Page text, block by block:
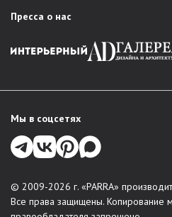
Пресса о нас
Мы в соцсетях
© 2009-2026 г. «PARRA»
Все права защищены. Копирование